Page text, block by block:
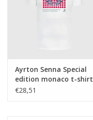
Ayrton Senna Special
edition monaco t-shirt
€28,51